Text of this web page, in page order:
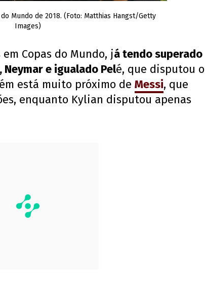
Mundo de 2018. (Foto: Matthias Hangst/Getty
Images)
Copas do Mundo, já tendo superado
e igualado Pelé, que disputou o
está muito próximo de Messi, que
enquanto Kylian disputou apenas